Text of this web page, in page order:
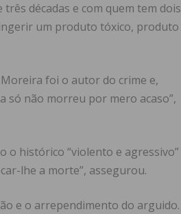
décadas e com quem tem dois
um produto tóxico, produto
foi o autor do crime e,
só não morreu por mero acaso”,
o histórico “violento e agressivo”
lhe a morte”, assegurou.
e o arrependimento do arguido.